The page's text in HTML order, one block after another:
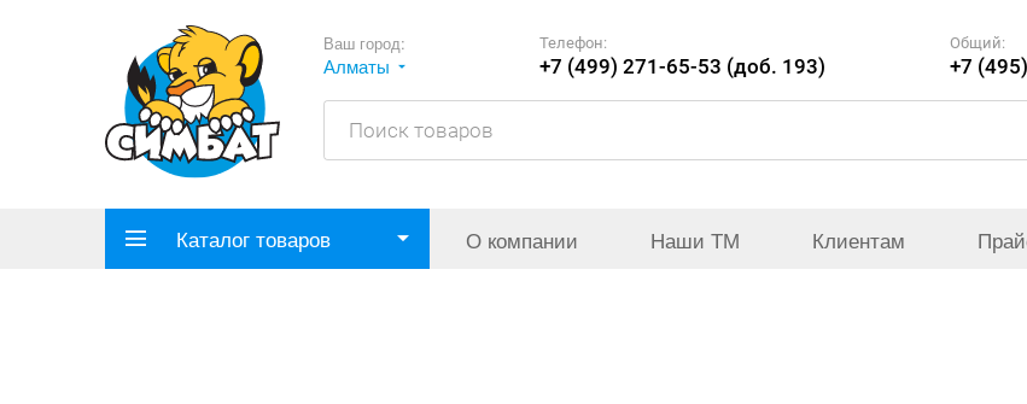
Ваш город:
Алматы
Телефон:
+7 (499) 271-65-53 (доб. 193)
Общий:
+7
Каталог товаров О компании Наши ТМ Клиентам